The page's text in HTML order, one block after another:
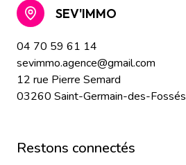
SEV'IMMO
04 70 59 61 14
sevimmo.agence@gmail.com
12 rue Pierre Semard
03260 Saint-Germain-des-Fossés
restons connectés